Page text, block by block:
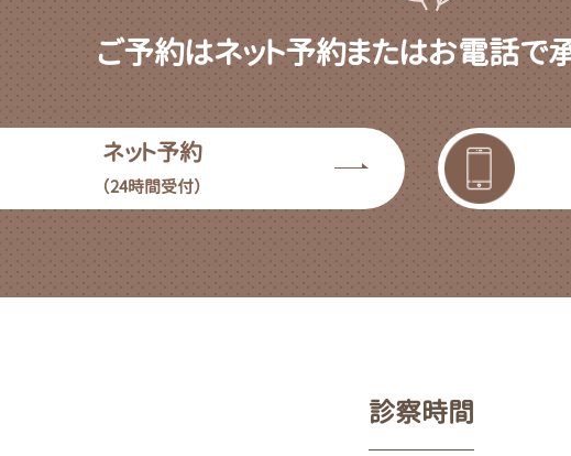
ご予約はネット予約またはお電話で承
ネット予約
（24時間受付）
診察時間